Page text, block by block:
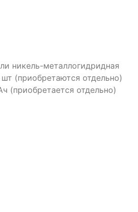
никель-металлогидридная
(приобретаются отдельно)
(приобретается отдельно)